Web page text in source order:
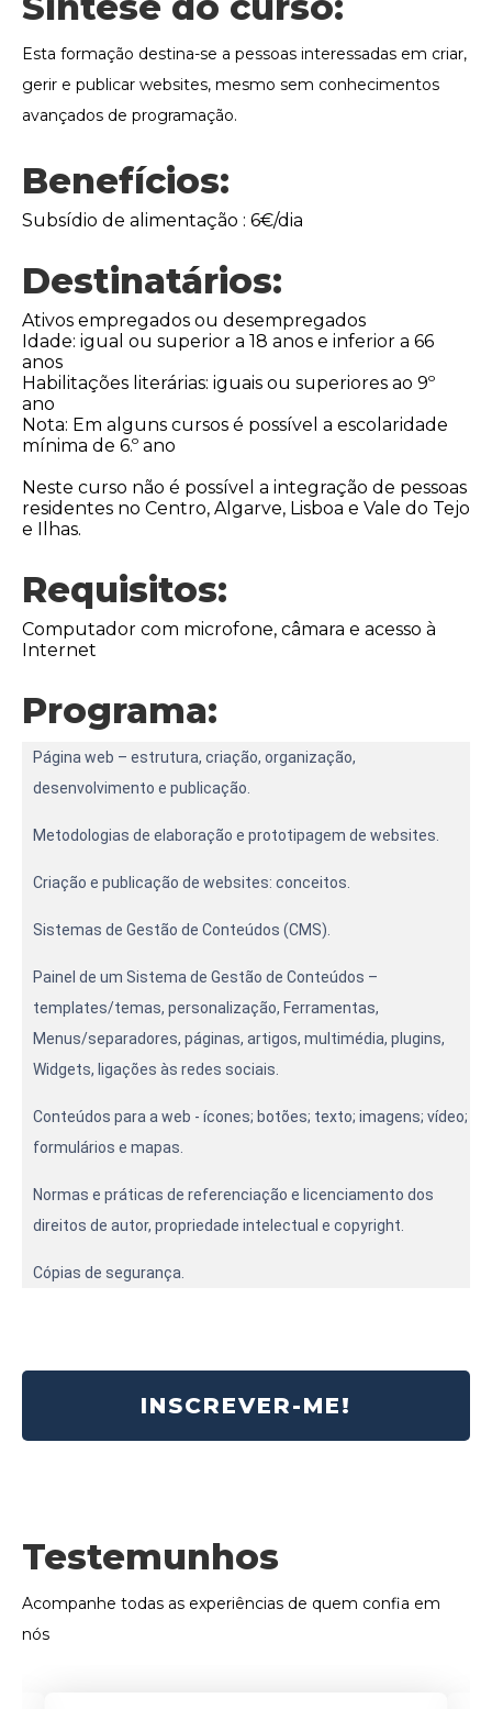
Esta formação destina-se a pessoas interessadas em criar,
gerir e publicar websites, mesmo sem conhecimentos
avançados de programação.
Benefícios:
Subsídio de alimentação : 6€/dia
Destinatários:
Ativos empregados ou desempregados
Idade: igual ou superior a 18 anos e inferior a 66
anos
Habilitações literárias: iguais ou superiores ao 9º
ano
Nota: Em alguns cursos é possível a escolaridade
mínima de 6.º ano
Neste curso não é possível a integração de pessoas
residentes no Centro, Algarve, Lisboa e Vale do Tejo
e Ilhas.
Requisitos:
Computador com microfone, câmara e acesso à
Internet
Programa:
Página web – estrutura, criação, organização,
desenvolvimento e publicação.
Metodologias de elaboração e prototipagem de websites.
Criação e publicação de websites: conceitos.
Sistemas de Gestão de Conteúdos (CMS).
Painel de um Sistema de Gestão de Conteúdos –
templates/temas, personalização, Ferramentas,
Menus/separadores, páginas, artigos, multimédia, plugins,
Widgets, ligações às redes sociais.
Conteúdos para a web - ícones; botões; texto; imagens; vídeo;
formulários e mapas.
Normas e práticas de referenciação e licenciamento dos
direitos de autor, propriedade intelectual e copyright.
Cópias de segurança.
INSCREVER-ME!
Testemunhos
Acompanhe todas as experiências de quem confia em
nós